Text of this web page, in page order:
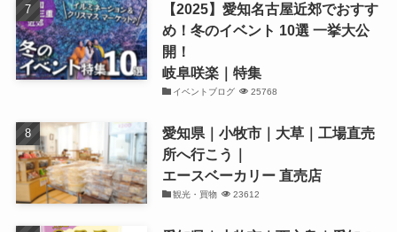
【2025】愛知名古屋近郊でおすす
め！冬のイベント 10選 一挙大公
開！
岐阜咲楽｜特集
イベントブログ 25768
愛知県｜小牧市｜大草｜工場直売
所へ行こう｜
エースベーカリー 直売店
観光・買物 23612